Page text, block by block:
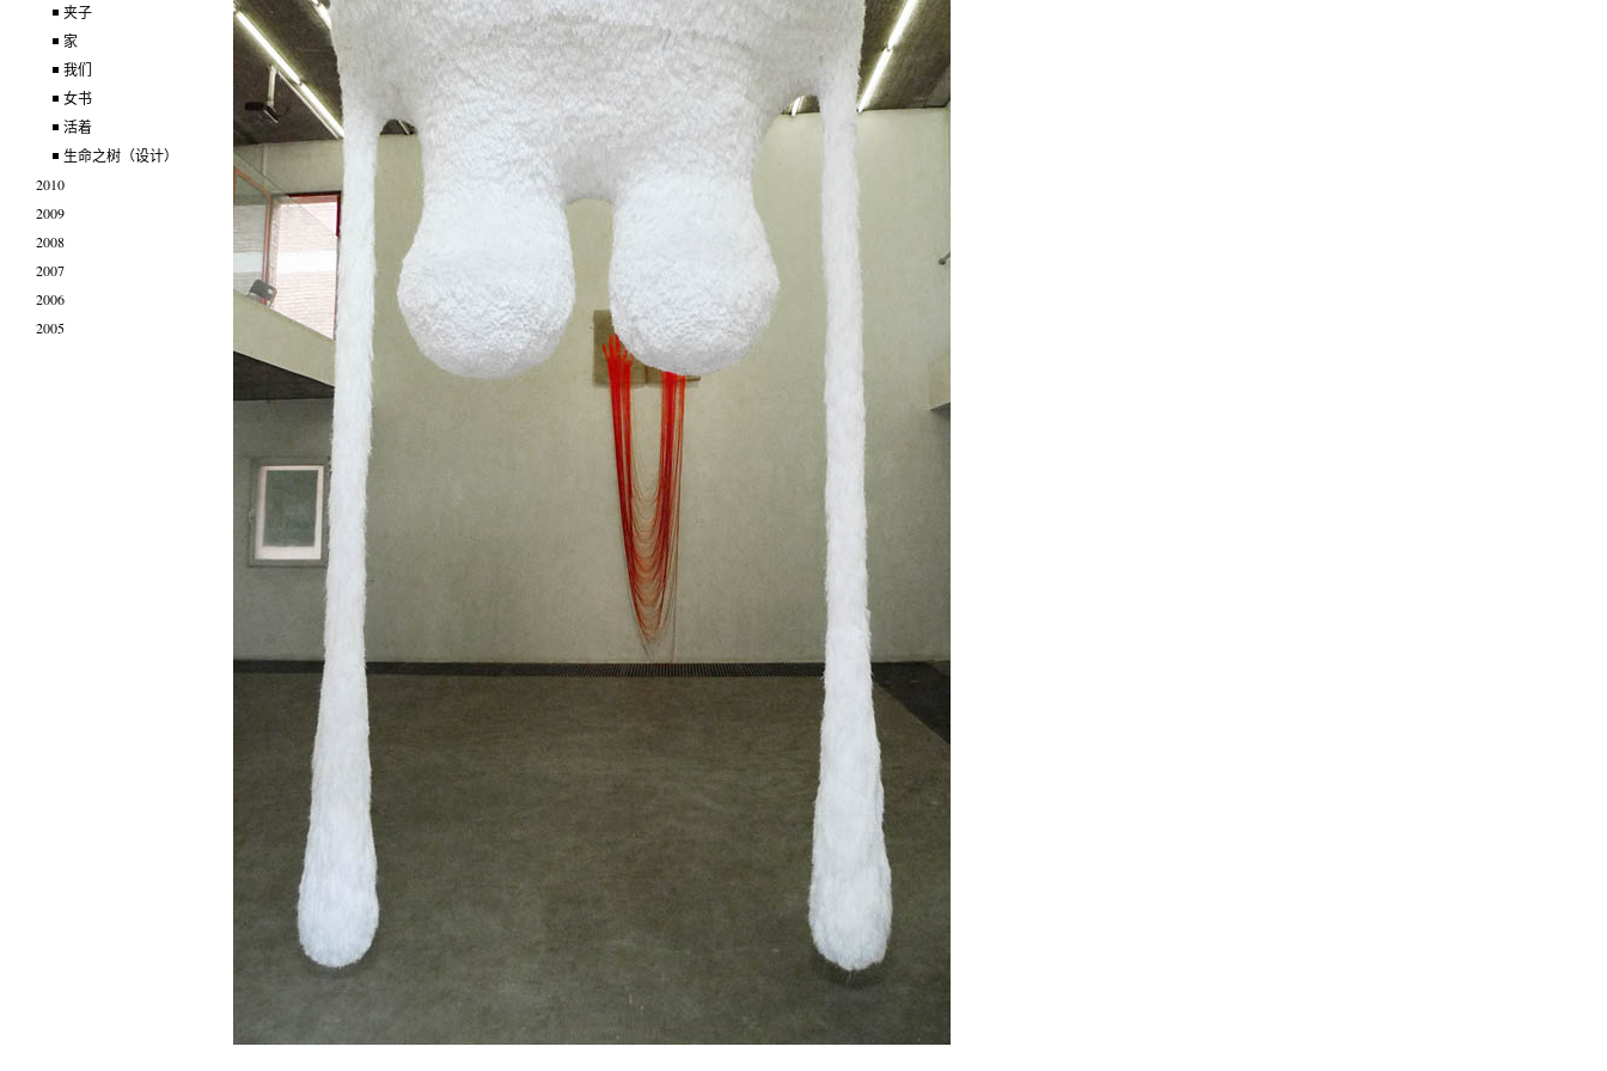
夹子
家
我们
女书
活着
生命之树（设计）
2010
2009
2008
2007
2006
2005